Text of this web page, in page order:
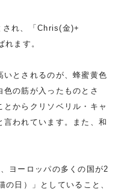
れ、「Chris(金)+
ます。
いとされるのが、蜂蜜黄色
色の筋が入ったものとさ
からクリソベリル・キャ
言われています。また、和
ヨーロッパの多くの国が2
日）」としていること、